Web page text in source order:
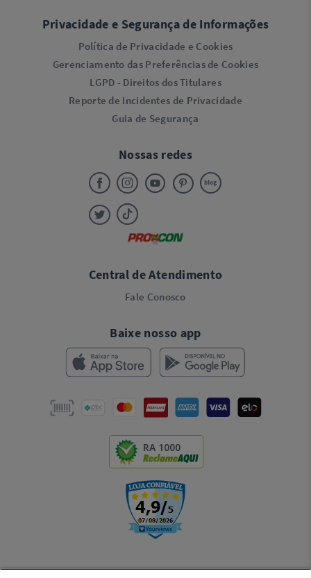
Privacidade e Segurança de Informações
Política de Privacidade e Cookies
Gerenciamento das Preferências de Cookies
LGPD - Direitos dos Titulares
Reporte de Incidentes de Privacidade
Guia de Segurança
Nossas redes
Central de Atendimento
Fale Conosco
Baixe nosso app
RA 1000